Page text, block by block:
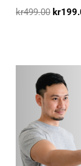
kr499.00 kr